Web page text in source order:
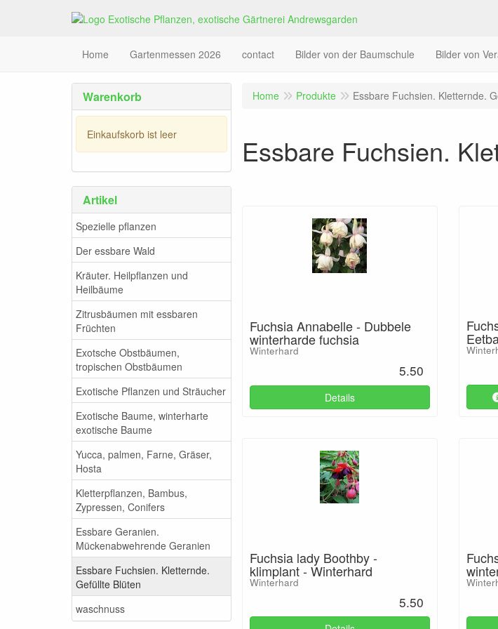
Home Gartenmessen 2026 contact Bilder von der Baumschule Bilder von
Warenkorb
Einkaufskorb ist leer
Artikel
Spezielle pflanzen
Der essbare Wald
Kräuter. Heilpflanzen und
Heilbäume
Zitrusbäumen mit essbaren
Früchten
Exotsche Obstbäumen,
tropischen Obstbäumen
Exotische Pflanzen und Sträucher
Exotische Baume, winterharte
exotische Baume
Yucca, palmen, Farne, Gräser,
Hosta
Kletterpflanzen, Bambus,
Zypressen, Conifers
Essbare Geranien.
Mückenabwehrende Geranien
Essbare Fuchsien. Kletternde.
Gefüllte Blüten
waschnuss
Home Produkte Essbare Fuchsien. Kletternde.
Essbare Fuchsien.
Fuchsia Annabelle - Dubbele
winterharde fuchsia
Winterhard
5.50
Details
Fuchsia lady Boothby -
klimplant - Winterhard
Winterhard
5.50